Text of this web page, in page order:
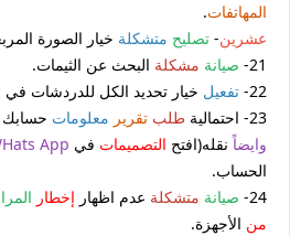
المهاتفات.
عشرين- تصليح متشكلة خيار الصورة
21- صيانة مشكلة البحث عن الثيمات.
22- تفعيل خيار تحديد الكل للدردشات
23- احتمالية
طلب تقرير معلومات
وايضاً نقله(افتح التصميمات في App
الحساب.
24- صيانة متشكلة عدم اظهار إخطار
من الأجهزة.